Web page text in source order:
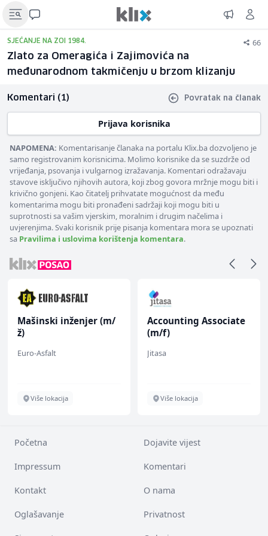
SJEĆANJE NA ZOI 1984. 66
Zlato za Omeragića i Zajimovića na
međunarodnom takmičenju u brzom klizanju
Komentari (1) Povratak na članak
Prijava korisnika
NAPOMENA: Komentarisanje članaka na portalu Klix.ba dozvoljeno je
samo registrovanim korisnicima. Molimo korisnike da se suzdrže od
vrijeđanja, psovanja i vulgarnog izražavanja. Komentari odražavaju
stavove isključivo njihovih autora, koji zbog govora mržnje mogu biti i
krivično gonjeni. Kao čitatelj prihvatate mogućnost da među
komentarima mogu biti pronađeni sadržaji koji mogu biti u
suprotnosti sa vašim vjerskim, moralnim i drugim načelima i
uvjerenjima. Svaki korisnik prije pisanja komentara mora se upoznati
sa Pravilima i uslovima korištenja komentara.
Mašinski inženjer (m/
ž)
Euro-Asfalt
Više lokacija
Accounting Associate
(m/f)
Jitasa
Više lokacija
Početna Dojavite vijest
Impressum Komentari
Kontakt O nama
Oglašavanje Privatnost